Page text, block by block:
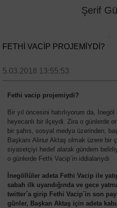
Şerif
FETHİ VACİP PROJEMİYDİ?
5.03.2018 13:55:53
Fethi vacip projemiydi?
Bir yıl öncesini hatırlıyorum da,
heyecanlı bir ilçeydi. Zira o günlerde
bir şahıs, sosyal medya üzerinden,
Başkanı Alinur Aktaş olmak üzere bir
siyasetçiyi hedef alarak gündem
o günlerde Fethi Vacip´in iddialarıydı
İnegöllüler adeta Fethi Vacip ile
sabah ilk uyandığında ve gece
twitter´a girip Fethi Vacip´in son
günler, Başkan Aktaş için adeta